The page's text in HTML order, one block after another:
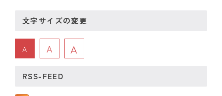
文字サイズの変更
A A A
RSS-FEED